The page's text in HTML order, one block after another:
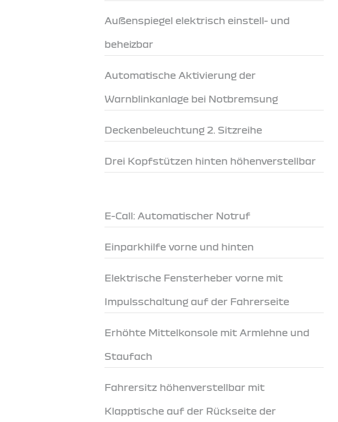
Außenspiegel elektrisch einstell- und
beheizbar
Automatische Aktivierung der
Warnblinkanlage bei Notbremsung
Deckenbeleuchtung 2. Sitzreihe
Drei Kopfstützen hinten höhenverstellbar
E-Call: Automatischer Notruf
Einparkhilfe vorne und hinten
Elektrische Fensterheber vorne mit
Impulsschaltung auf der Fahrerseite
Erhöhte Mittelkonsole mit Armlehne und
Staufach
Fahrersitz höhenverstellbar mit
Klapptische auf der Rückseite der